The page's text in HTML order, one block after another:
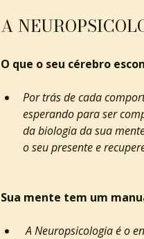
A
O que o seu cérebro
Por trás de cada
esperando para ser
da biologia da sua
o seu presente e
Sua mente tem um
A Neuropsicologia é o encontro definitivo entre a neurologia e a psicologia. Ela serve para dar nome ao que parece invisível e solução